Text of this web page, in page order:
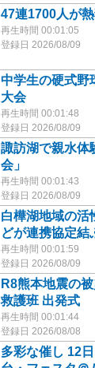
47連1700人が
再生時間 00:01:05
登録日 2026/08/09
中学生の硬式野
大会
再生時間 00:01:48
登録日 2026/08/09
諏訪湖で親水体
会」
再生時間 00:01:43
登録日 2026/08/09
白樺湖地域の活
どが連携協定結
再生時間 00:01:59
登録日 2026/08/09
R8熊本地震の
救護班 出発式
再生時間 00:01:44
登録日 2026/08/08
多彩な催し 12